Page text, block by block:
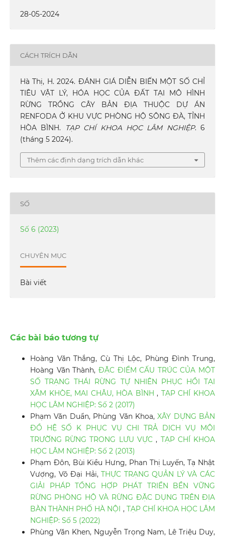
28-05-2024
CÁCH TRÍCH DẪN
Hà Thị, H. 2024. ĐÁNH GIÁ DIỄN BIẾN MỘT SỐ CHỈ
TIÊU VẬT LÝ, HÓA HỌC CỦA ĐẤT TẠI MÔ HÌNH
RỪNG TRỒNG CÂY BẢN ĐỊA THUỘC DỰ ÁN
RENFODA Ở KHU VỰC PHÒNG HỘ SÔNG ĐÀ, TỈNH
HÒA BÌNH.
TẠP CHÍ KHOA HỌC LÂM NGHIỆP. 6
(tháng 5 2024).
Thêm các định dạng trích dẫn khác
SỐ
Số 6 (2023)
CHUYÊN MỤC
Bài viết
Các bài báo tương tự
Hoàng Văn Thắng, Cù Thị Lộc, Phùng Đình Trung,
Hoàng Văn Thành, ĐẶC ĐIỂM CẤU TRÚC CỦA MỘT
SỐ TRẠNG THÁI RỪNG TỰ NHIÊN PHỤC HỒI TẠI
XĂM KHÒE, MAI CHÂU, HÒA BÌNH, TẠP CHÍ KHOA
HỌC LÂM NGHIỆP: Số 2 (2017)
Phạm Văn Duẩn, Phùng Văn Khoa,XÂY DỰNG BẢN
ĐỒ HỆ SỐ K PHỤC VỤ CHI TRẢ DỊCH VỤ MÔI
TRƯỜNG RỪNG TRONG LƯU VỰC, TẠP CHÍ KHOA
HỌC LÂM NGHIỆP: Số 2 (2013)
Phạm Đôn, Bùi Kiều Hưng, Phan Thị Luyến, Tạ Nhật
Vượng, Võ Đại Hải,THỰC TRẠNG QUẢN LÝ VÀ CÁC
GIẢI PHÁP TỔNG HỢP PHÁT TRIỂN BỀN VỮNG
RỪNG PHÒNG HỘ VÀ RỪNG ĐẶC DỤNG TRÊN ĐỊA
BÀN THÀNH PHỐ HÀ NỘI , TẠP CHÍ KHOA HỌC LÂM
NGHIỆP: Số 5 (2022)
Phùng Văn Khen, Nguyễn Trọng Nam, Lê Triệu Duy,